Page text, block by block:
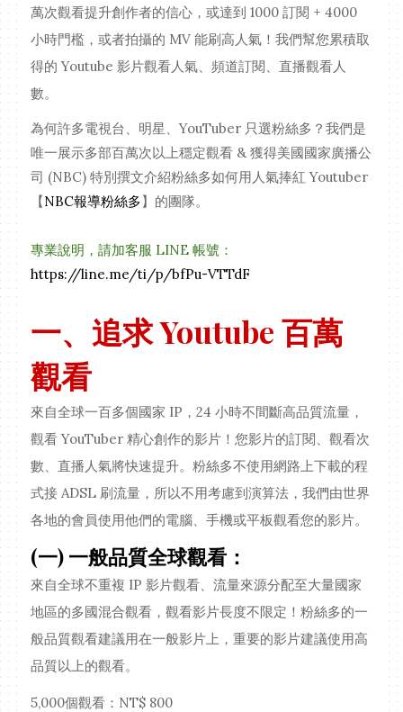
萬次觀看提升創作者的信心，或達到 1000 訂閱 + 4000
小時門檻，或者拍攝的 MV 能刷高人氣 ！我們幫您累積取
得的 Youtube 影片觀看人氣、頻道訂閱、直播觀看人
數。
為何許多電視台、明星、YouTuber 只選粉絲多？我們是
唯一展示多部百萬次以上穩定觀看 & 獲得美國國家廣播公
司 (NBC) 特別撰文介紹粉絲多如何用人氣捧紅 Youtuber
【NBC報導粉絲多】的團隊。
專業說明，請加客服 LINE 帳號：
https://line.me/ti/p/bfPu-VTTdF
一、追求 Youtube 百萬
觀看
來自全球一百多個國家 IP，24 小時不間斷高品質流量，
觀看 YouTuber 精心創作的影片！您影片的訂閱、觀看次
數、直播人氣將快速提升。粉絲多不使用網路上下載的程
式接 ADSL 刷流量，所以不用考慮到演算法，我們由世界
各地的會員使用他們的電腦、手機或平板觀看您的影片。
(一) 一般品質全球觀看：
來自全球不重複 IP 影片觀看、流量來源分配至大量國家
地區的多國混合觀看，觀看影片長度不限定！粉絲多的一
般品質觀看建議用在一般影片上，重要的影片建議使用高
品質以上的觀看。
5,000個觀看：NT$ 800